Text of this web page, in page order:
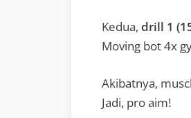
Kedua, drill 1
Moving bot 4x
Akibatnya,
Jadi, pro aim!